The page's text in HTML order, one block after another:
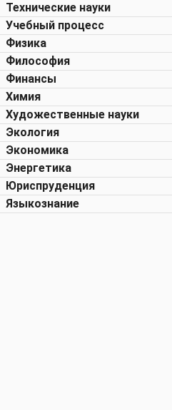
Технические науки
Учебный процесс
Физика
Философия
Финансы
Химия
Художественные науки
Экология
Экономика
Энергетика
Юриспруденция
Языкознание